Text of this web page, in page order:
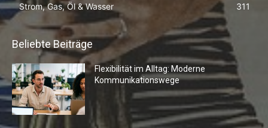
Strom, Gas, Öl & Wasser
311
Beliebte Beiträge
Flexibilität im Alltag: Moderne
Kommunikationswege